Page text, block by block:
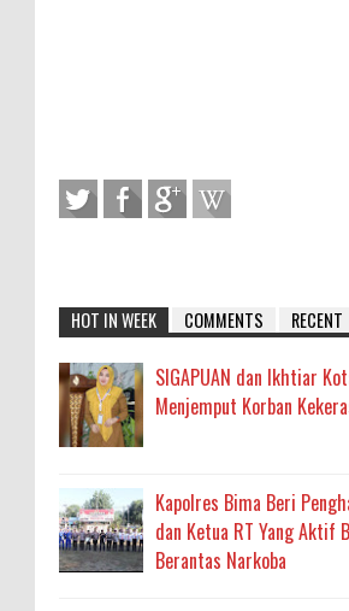
HOT IN WEEK COMMENTS RECENT
SIGAPUAN dan Ikhtiar
Menjemput Korban
Kapolres Bima Beri
dan Ketua RT Yang Aktif
Berantas Narkoba